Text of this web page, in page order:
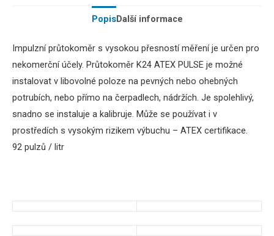
PopisDalší informace
Impulzní průtokoměr s vysokou přesností měření je určen pro
nekomerční účely. Průtokoměr K24 ATEX PULSE je možné
instalovat v libovolné poloze na pevných nebo ohebných
potrubích, nebo přímo na čerpadlech, nádržích. Je spolehlivý,
snadno se instaluje a kalibruje. Může se používat i v
prostředích s vysokým rizikem výbuchu – ATEX certifikace.
92 pulzů / litr